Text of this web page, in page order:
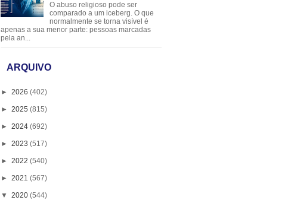
O abuso religioso pode ser
comparado a um iceberg. O que
normalmente se torna visível é
apenas a sua menor parte: pessoas marcadas
pela an...
ARQUIVO
► 2026 (402)
► 2025 (815)
► 2024 (692)
► 2023 (517)
► 2022 (540)
► 2021 (567)
▼ 2020 (544)